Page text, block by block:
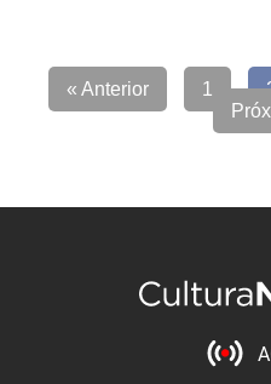
« Anterior 1